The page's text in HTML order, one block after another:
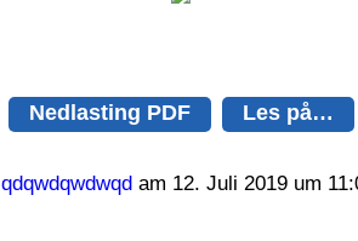
Nedlasting PDF
Les på…
qdqwdqwdwqd am 12. Juli 2019 um